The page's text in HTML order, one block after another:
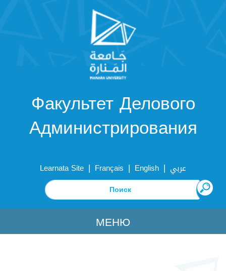
Факультет Делового
Администрирования
Learnata Site | Français | English | عربي
МЕНЮ